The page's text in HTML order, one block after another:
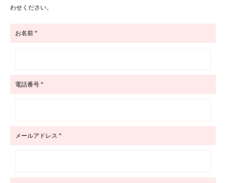
わせください。
お名前 *
電話番号 *
メールアドレス *